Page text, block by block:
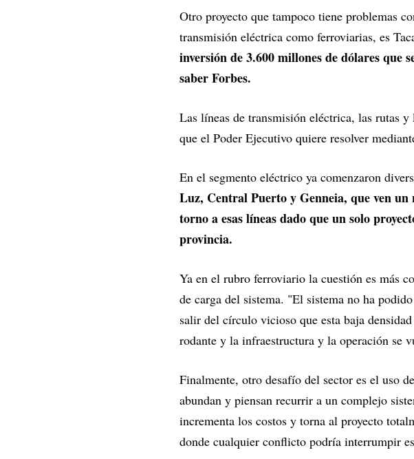
Otro proyecto que tampoco tiene problemas
transmisión eléctrica como ferroviarias, es
inversión de 3.600 millones de dólares que
saber Forbes.
Las líneas de transmisión eléctrica, las rutas
que el Poder Ejecutivo quiere resolver
En el segmento eléctrico ya comenzaron
Luz, Central Puerto y Genneia, que ven
torno a esas líneas dado que un solo
provincia.
Ya en el rubro ferroviario la cuestión es más
de carga del sistema. "El sistema no ha
salir del círculo vicioso que esta baja
rodante y la infraestructura y la operación se
Finalmente, otro desafío del sector es el uso
abundan y piensan recurrir a un complejo
incrementa los costos y torna al proyecto
donde cualquier conflicto podría interrumpir